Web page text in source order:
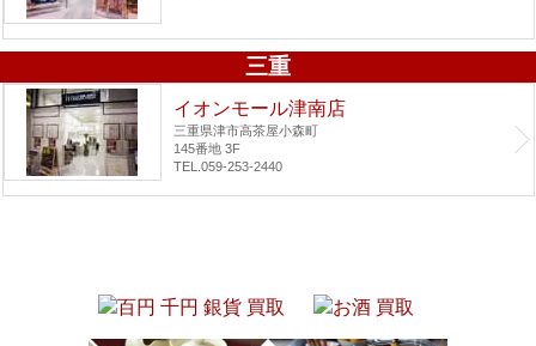
三重
イオンモール津南店
三重県津市高茶屋小森町
145番地 3F
TEL.059-253-2440